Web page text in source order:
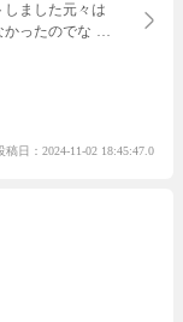
しました元々は
ったのでなん
年齢が近かっ
のが楽しみで
かったので、
ントはほぼ手
ど、捨てるの
帰って貰える
婚式だったよ
稿日：2024-11-02 18:45:47.0